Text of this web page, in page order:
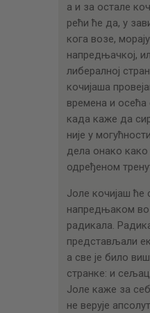
а и за остале
рећи ће да, у
кога возе,
напредњачкој,
либералној
кочијаша
времена и осећа
када каже да
није у
дела онако како
одређеном
Јоле кочијаш ће
напредњаком
радикала.
представљали
а све је било
странке: и
Јоле каже за
не верује